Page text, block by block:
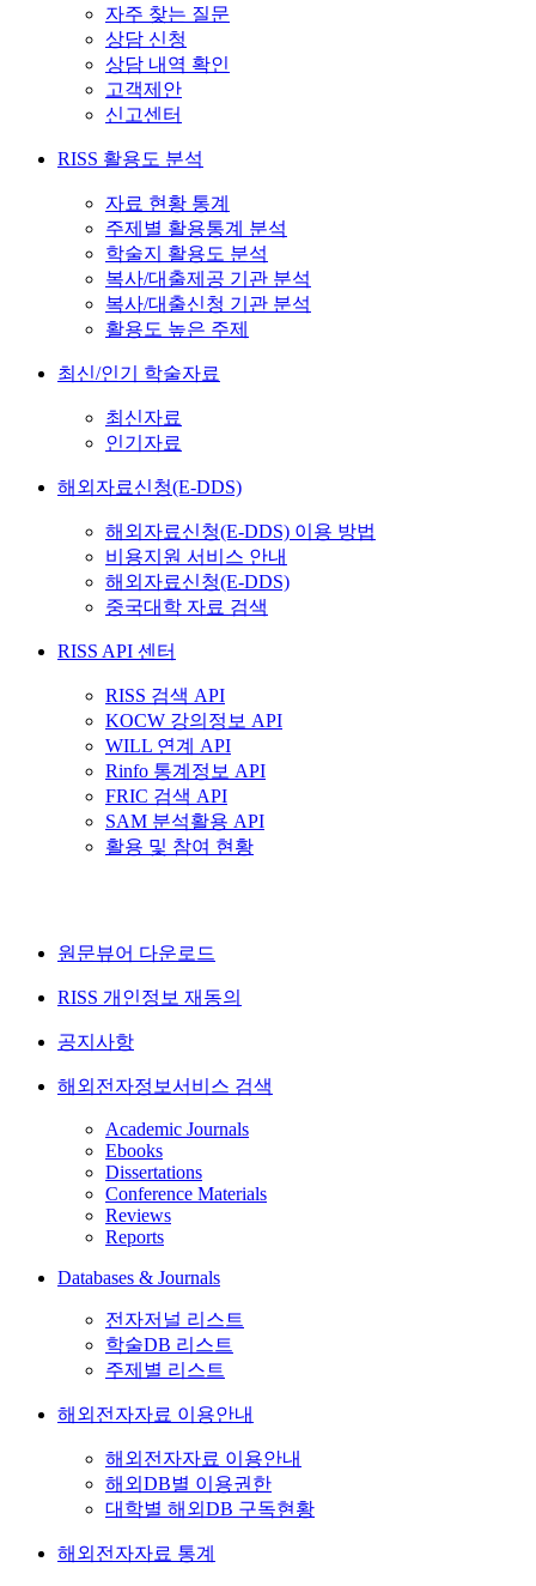
자주 찾는 질문
상담 신청
상담 내역 확인
고객제안
신고센터
RISS 활용도 분석
자료 현황 통계
주제별 활용통계 분석
학술지 활용도 분석
복사/대출제공 기관 분석
복사/대출신청 기관 분석
활용도 높은 주제
최신/인기 학술자료
최신자료
인기자료
해외자료신청(E-DDS)
해외자료신청(E-DDS) 이용 방법
비용지원 서비스 안내
해외자료신청(E-DDS)
중국대학 자료 검색
RISS API 센터
RISS 검색 API
KOCW 강의정보 API
WILL 연계 API
Rinfo 통계정보 API
FRIC 검색 API
SAM 분석활용 API
활용 및 참여 현황
원문뷰어 다운로드
RISS 개인정보 재동의
공지사항
해외전자정보서비스 검색
Academic Journals
Ebooks
Dissertations
Conference Materials
Reviews
Reports
Databases & Journals
전자저널 리스트
학술DB 리스트
주제별 리스트
해외전자자료 이용안내
해외전자자료 이용안내
해외DB별 이용권한
대학별 해외DB 구독현황
해외전자자료 통계